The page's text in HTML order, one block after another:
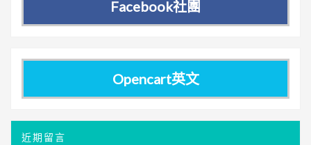
Facebook社團
Opencart英文
近期留言